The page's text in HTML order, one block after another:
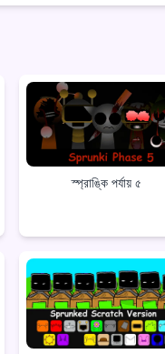
স্প্রাঙ্কি পর্যায় ৫